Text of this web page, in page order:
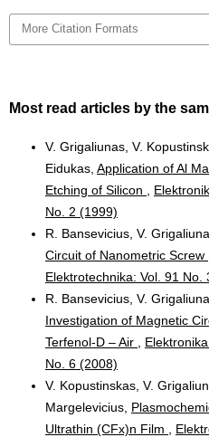
More Citation Formats
Most read articles by the
V. Grigaliunas, V.
Eidukas, Application of Al
Etching of Silicon
No. 2 (1999)
R. Bansevicius, V.
Circuit of Nanometric Screw
Elektrotechnika: Vol. 91 No.
R. Bansevicius, V.
Investigation of Magnetic
Terfenol-D – Air
No. 6 (2008)
V. Kopustinskas, V.
Margelevicius,
Ultrathin (CFx)n Film